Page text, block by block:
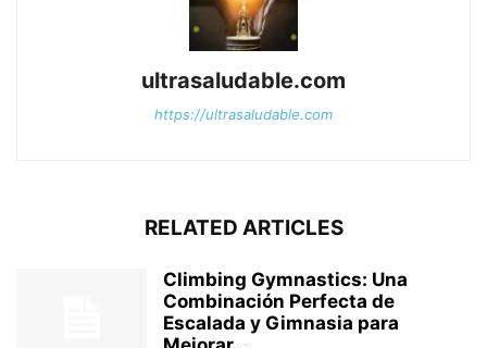
ultrasaludable.com
https://ultrasaludable.com
RELATED ARTICLES
Climbing Gymnastics: Una
Combinación Perfecta de
Escalada y Gimnasia para